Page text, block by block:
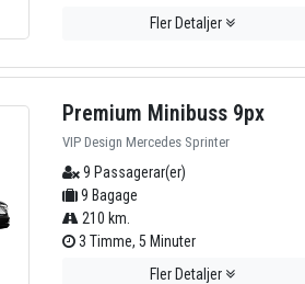
Fler Detaljer
Premium Minibuss 9px
VIP Design Mercedes Sprinter
9 Passagerar(er)
9 Bagage
210 km.
3 Timme, 5 Minuter
Fler Detaljer